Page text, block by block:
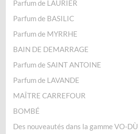
Parfum de LAURIER
Parfum de BASILIC
Parfum de MYRRHE
BAIN DE DEMARRAGE
Parfum de SAINT ANTOINE
Parfum de LAVANDE
MAÎTRE CARREFOUR
BOMBÉ
Des nouveautés dans la gamme VO-DÙ